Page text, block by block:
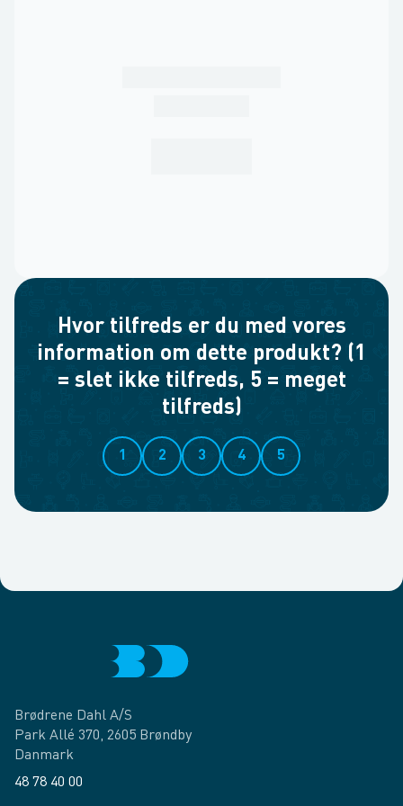
Hvor tilfreds er du med vores
information om dette produkt? (1
= slet ikke tilfreds, 5 = meget
tilfreds)
1 2 3 4 5
Brødrene Dahl A/S
Park Allé 370, 2605 Brøndby
Danmark
48 78 40 00